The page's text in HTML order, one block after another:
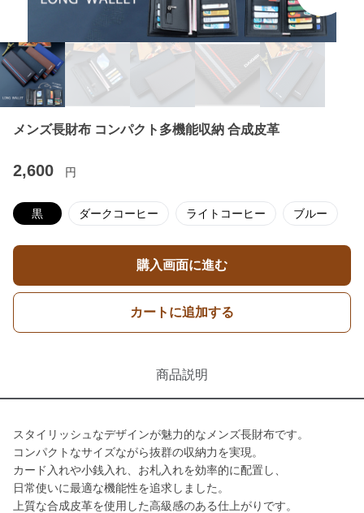
メンズ長財布 コンパクト多機能収納 合成皮革
2,600 円
黒 ダークコーヒー ライトコーヒー ブルー
購入画面に進む
カートに追加する
商品説明
スタイリッシュなデザインが魅力的なメンズ長財布です。
コンパクトなサイズながら抜群の収納力を実現。
カード入れや小銭入れ、お札入れを効率的に配置し、
日常使いに最適な機能性を追求しました。
上質な合成皮革を使用した高級感のある仕上がりです。